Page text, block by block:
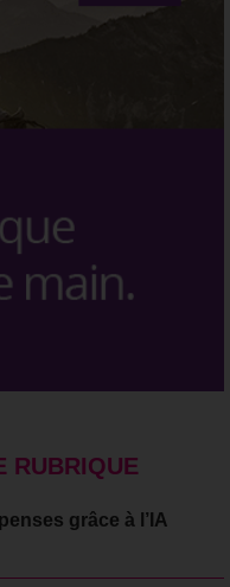
RUBRIQUE
grâce à l’IA